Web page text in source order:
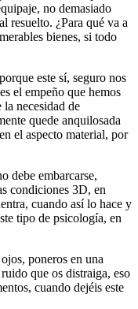
no demasiado
resuelto. ¿Para qué va a
bienes, si todo
este sí, seguro nos
el empeño que hemos
necesidad de
quede anquilosada
el aspecto material, por
debe embarcarse,
condiciones 3D, en
cuando así lo hace y
tipo de psicología, en
poneros en una
que os distraiga, eso
cuando dejéis este